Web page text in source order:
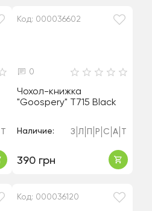
Код: 000036602
0
Чохол-книжка
"Goospery" T715 Black
Наличие: З Л Р С А
390 грн
Код: 000036120